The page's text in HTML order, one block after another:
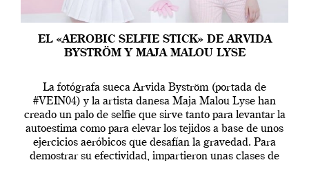
EL «AEROBIC SELFIE STICK» DE ARVIDA
BYSTRÖM Y MAJA MALOU LYSE
La fotógrafa sueca Arvida Byström (portada de
#VEIN04) y la artista danesa Maja Malou Lyse han
creado un palo de selfie que sirve tanto para levantar la
autoestima como para elevar los tejidos a base de unos
ejercicios aeróbicos que desafían la gravedad. Para
demostrar su efectividad, impartieron unas clases de